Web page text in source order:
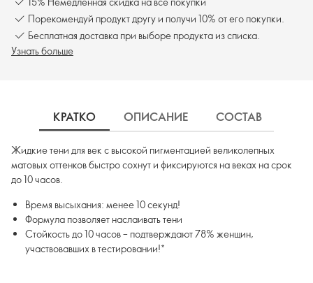
Порекомендуй продукт другу и получи 10% от его покупки.
Бесплатная доставка при выборе продукта из списка.
Узнать больше
КРАТКО ОПИСАНИЕ СОСТАВ
Жидкие тени для век с высокой пигментацией великолепных
матовых оттенков быстро сохнут и фиксируются на веках на срок
до 10 часов.
Время высыхания: менее 10 секунд!
Формула позволяет наслаивать тени
Стойкость до 10 часов – подтверждают 78% женщин,
участвовавших в тестировании!*